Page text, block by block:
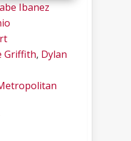
Ibanez
Griffith, Dylan